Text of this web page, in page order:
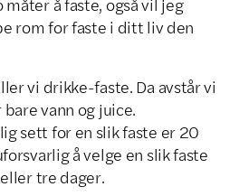
å faste, også vil jeg
rom for faste i ditt liv den
vi drikke-faste. Da avstår vi
vann og juice.
sett for en slik faste er 20
å velge en slik faste
tre dager.